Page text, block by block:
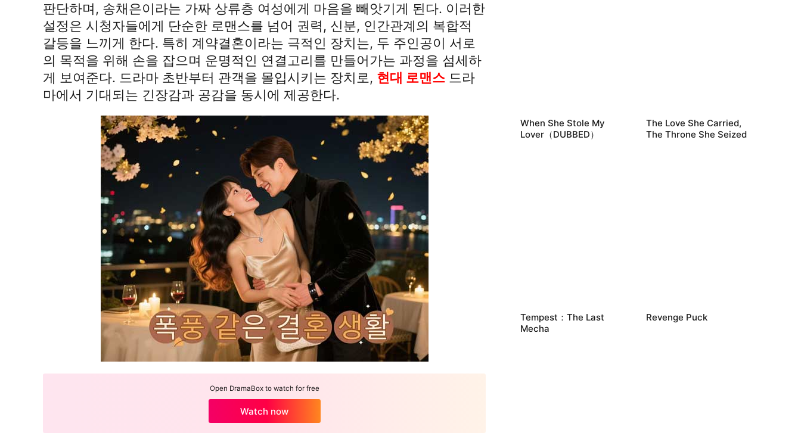
판단하며, 송채은이라는 가짜 상류층 여성에게 마음을 빼앗기게 된다. 이러한
설정은 시청자들에게 단순한 로맨스를 넘어 권력, 신분, 인간관계의 복합적
갈등을 느끼게 한다. 특히 계약결혼이라는 극적인 장치는, 두 주인공이 서로
의 목적을 위해 손을 잡으며 운명적인 연결고리를 만들어가는 과정을 섬세하
게 보여준다. 드라마 초반부터 관객을 몰입시키는 장치로, 현대 로맨스 드라
마에서 기대되는 긴장감과 공감을 동시에 제공한다.
Open DramaBox to watch for free
Watch now
When She Stole My
Lover（DUBBED）
The Love She Carried,
The Throne She Seized
Tempest：The Last
Mecha
Revenge Puck